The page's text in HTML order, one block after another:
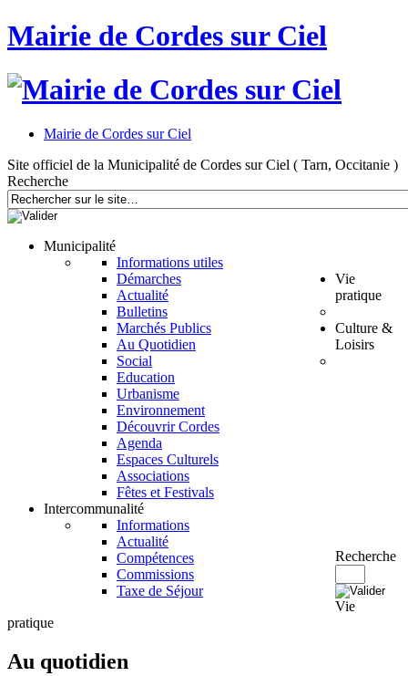
Mairie de Cordes sur Ciel
Mairie de Cordes sur Ciel
Site officiel de la Municipalité de Cordes sur Ciel ( Tarn, Occitanie )
Recherche
Municipalité
Informations utiles
Démarches
Actualité
Bulletins
Marchés Publics
Vie
pratique
Au Quotidien
Social
Education
Urbanisme
Environnement
Culture &
Loisirs
Découvrir Cordes
Agenda
Espaces Culturels
Associations
Fêtes et Festivals
Intercommunalité
Informations
Actualité
Compétences
Commissions
Taxe de Séjour
Recherche
Vie
pratique
Au quotidien